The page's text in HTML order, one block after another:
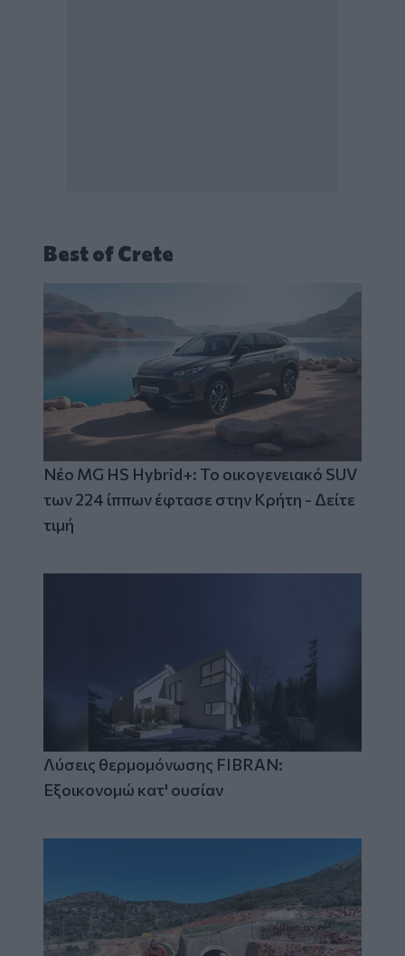
Best of Crete
Νέο MG HS Hybrid+: Το οικογενειακό SUV
των 224 ίππων έφτασε στην Κρήτη - Δείτε
τιμή
Λύσεις θερμομόνωσης FIBRAN:
Εξοικονομώ κατ' ουσίαν